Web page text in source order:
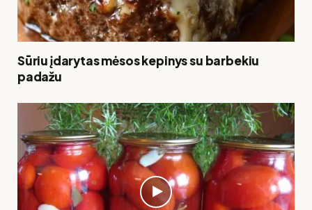
Sūriu įdarytas mėsos kepinys su barbekiu
padažu